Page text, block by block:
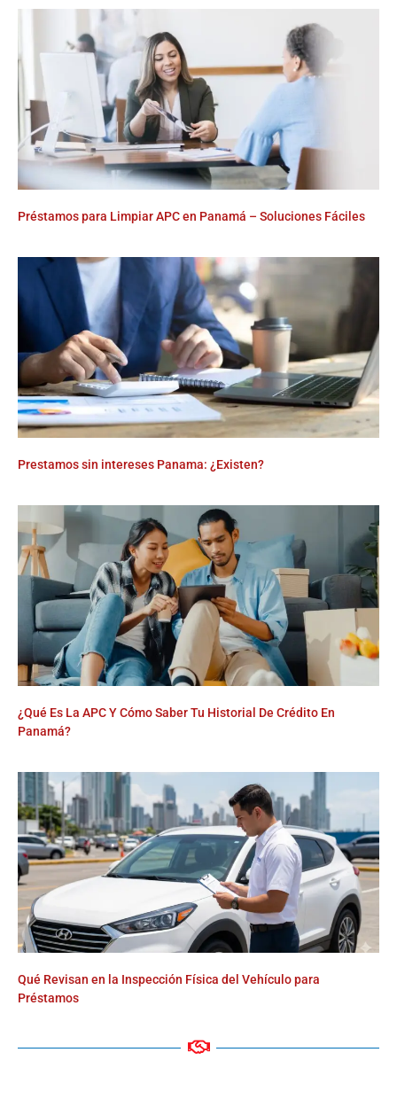
Préstamos para Limpiar APC en Panamá – Soluciones Fáciles
Prestamos sin intereses Panama: ¿Existen?
¿Qué Es La APC Y Cómo Saber Tu Historial De Crédito En
Panamá?
Qué Revisan en la Inspección Física del Vehículo para
Préstamos